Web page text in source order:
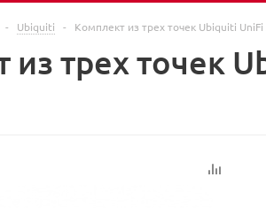
- Ubiquiti - Комплект из трех точек Ubiquiti UniFi
из трех точек